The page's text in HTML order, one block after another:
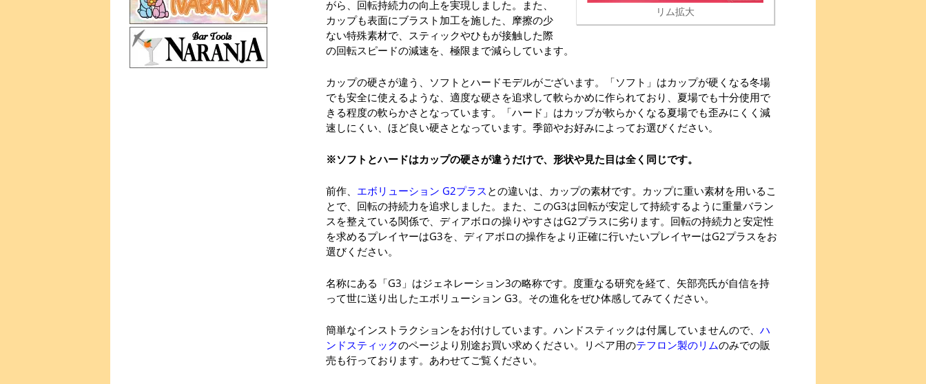
リム拡大
がら、回転持続力の向上を実現しました。また、
カップも表面にブラスト加工を施した、摩擦の少
ない特殊素材で、スティックやひもが接触した際
の回転スピードの減速を、極限まで減らしています。
カップの硬さが違う、ソフトとハードモデルがございます。「ソフト」はカップが硬くなる冬場
でも安全に使えるような、適度な硬さを追求して軟らかめに作られており、夏場でも十分使用で
きる程度の軟らかさとなっています。「ハード」はカップが軟らかくなる夏場でも歪みにくく減
速しにくい、ほど良い硬さとなっています。季節やお好みによってお選びください。
※ソフトとハードはカップの硬さが違うだけで、形状や見た目は全く同じです。
前作、 エボリューション G2プラス との違いは、カップの素材です。カップに重い素材を用いるこ
とで、回転の持続力を追求しました。また、このG3は回転が安定して持続するように重量バラン
スを整えている関係で、ディアボロの操りやすさはG2プラスに劣ります。回転の持続力と安定性
を求めるプレイヤーはG3を、ディアボロの操作をより正確に行いたいプレイヤーはG2プラスをお
選びください。
名称にある「G3」はジェネレーション3の略称です。度重なる研究を経て、矢部亮氏が自信を持
って世に送り出したエボリューション G3。その進化をぜひ体感してみてください。
簡単なインストラクションをお付けしています。ハンドスティックは付属していませんので、 ハ
ンドスティックのページより別途お買い求めください。リペア用のテフロン製のリムのみでの販
売も行っております。あわせてご覧ください。